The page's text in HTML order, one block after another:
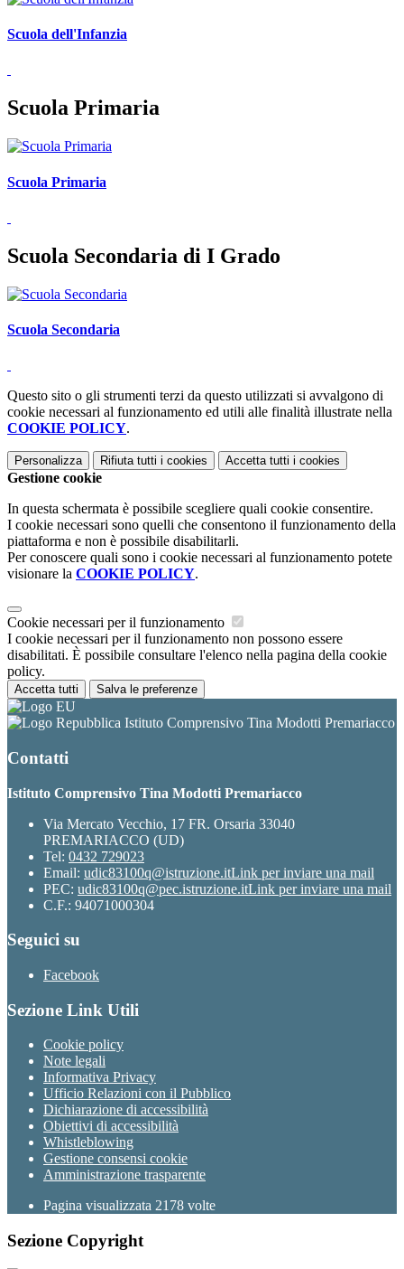
Scuola dell'Infanzia
Scuola Primaria
Scuola Primaria
Scuola Secondaria di I Grado
Scuola Secondaria
Questo sito o gli strumenti terzi da questo utilizzati si avvalgono di
cookie necessari al funzionamento ed utili alle finalità illustrate nella
COOKIE POLICY.
Personalizza Rifiuta tutti i cookies Accetta tutti i cookies
Gestione cookie
In questa schermata è possibile scegliere quali cookie consentire.
I cookie necessari sono quelli che consentono il funzionamento della
piattaforma e non è possibile disabilitarli.
Per conoscere quali sono i cookie necessari al funzionamento potete
visionare la COOKIE POLICY.
Cookie necessari per il funzionamento
I cookie necessari per il funzionamento non possono essere
disabilitati. È possibile consultare l'elenco nella pagina della cookie
policy.
Accetta tutti Salva le preferenze
Istituto Comprensivo Tina Modotti Premariacco
Contatti
Istituto Comprensivo Tina Modotti Premariacco
Via Mercato Vecchio, 17 FR. Orsaria 33040
PREMARIACCO (UD)
Tel: 0432 729023
Email: udic83100q@istruzione.itLink per inviare una mail
PEC: udic83100q@pec.istruzione.itLink per inviare una mail
C.F.: 94071000304
Seguici su
Facebook
Sezione Link Utili
Cookie policy
Note legali
Informativa Privacy
Ufficio Relazioni con il Pubblico
Dichiarazione di accessibilità
Obiettivi di accessibilità
Whistleblowing
Gestione consensi cookie
Amministrazione trasparente
Pagina visualizzata 2178 volte
Sezione Copyright